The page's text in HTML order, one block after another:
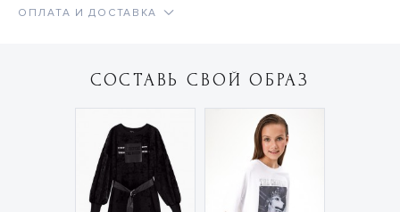
ОПЛАТА И ДОСТАВКА
СОСТАВЬ СВОЙ ОБРАЗ